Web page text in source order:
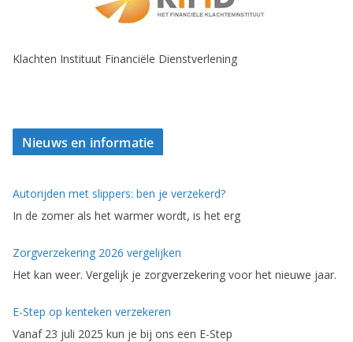
Klachten Instituut Financiële Dienstverlening
Nieuws en informatie
Autorijden met slippers: ben je verzekerd?
In de zomer als het warmer wordt, is het erg
Zorgverzekering 2026 vergelijken
Het kan weer. Vergelijk je zorgverzekering voor het nieuwe jaar.
E-Step op kenteken verzekeren
Vanaf 23 juli 2025 kun je bij ons een E-Step